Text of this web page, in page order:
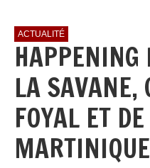
ACTUALITÉ
HAPPENING
LA SAVANE,
FOYAL ET
MARTINIQUE